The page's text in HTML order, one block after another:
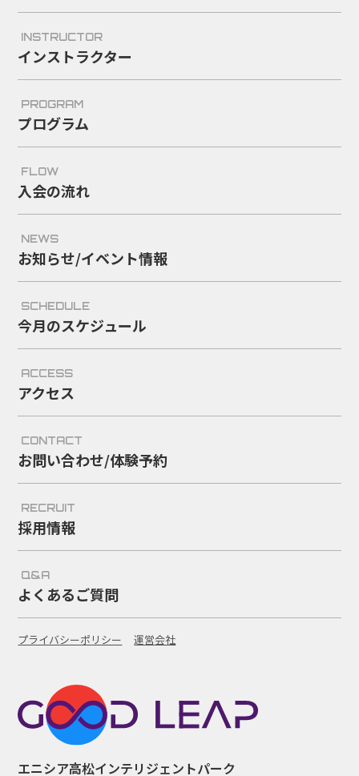
エニシア高松インテリジェントパーク
INSTRUCTOR
インストラクター
PROGRAM
プログラム
FLOW
入会の流れ
NEWS
お知らせ/イベント情報
SCHEDULE
今月のスケジュール
ACCESS
アクセス
CONTACT
お問い合わせ/体験予約
RECRUIT
採用情報
Q&A
よくあるご質問
プライバシーポリシー 運営会社